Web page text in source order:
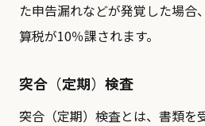
た申告漏れなどが発覚した場合
算税が10％課されます。
突合（定期）検査
突合（定期）検査とは、書類を